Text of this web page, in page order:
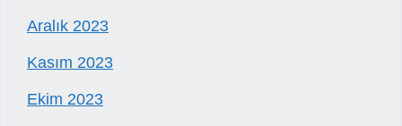
Aralık 2023
Kasım 2023
Ekim 2023